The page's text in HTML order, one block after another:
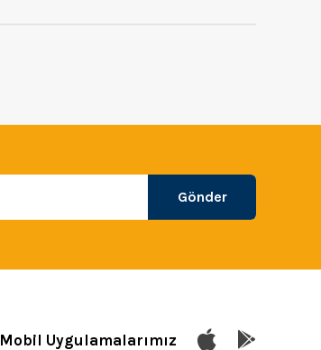
Gönder
Mobil Uygulamalarımız